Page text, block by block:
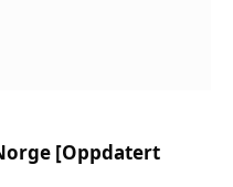
[Oppdatert